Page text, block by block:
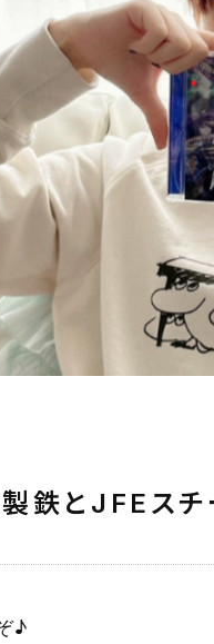
鉄とJFEス
♪